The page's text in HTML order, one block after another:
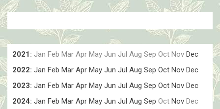
2021 : Jan Feb Mar Apr May Jun Jul Aug Sep Oct Nov Dec
2022: Jan Feb Mar Apr May Jun Jul Aug Sep Oct Nov Dec
2023: Jan Feb Mar Apr May Jun Jul Aug Sep Oct Nov Dec
2024: Jan Feb Mar Apr May Jun Jul Aug Sep Oct Nov Dec